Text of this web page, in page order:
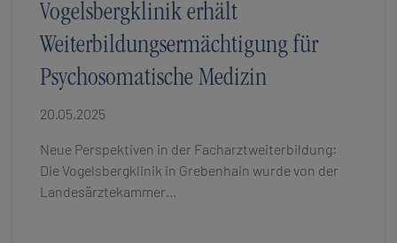
Vogelsbergklinik erhält
Weiterbildungsermächtigung für
Psychosomatische Medizin
20.05.2025
Neue Perspektiven in der Facharztweiterbildung:
Die Vogelsbergklinik in Grebenhain wurde von der
Landesärztekammer…